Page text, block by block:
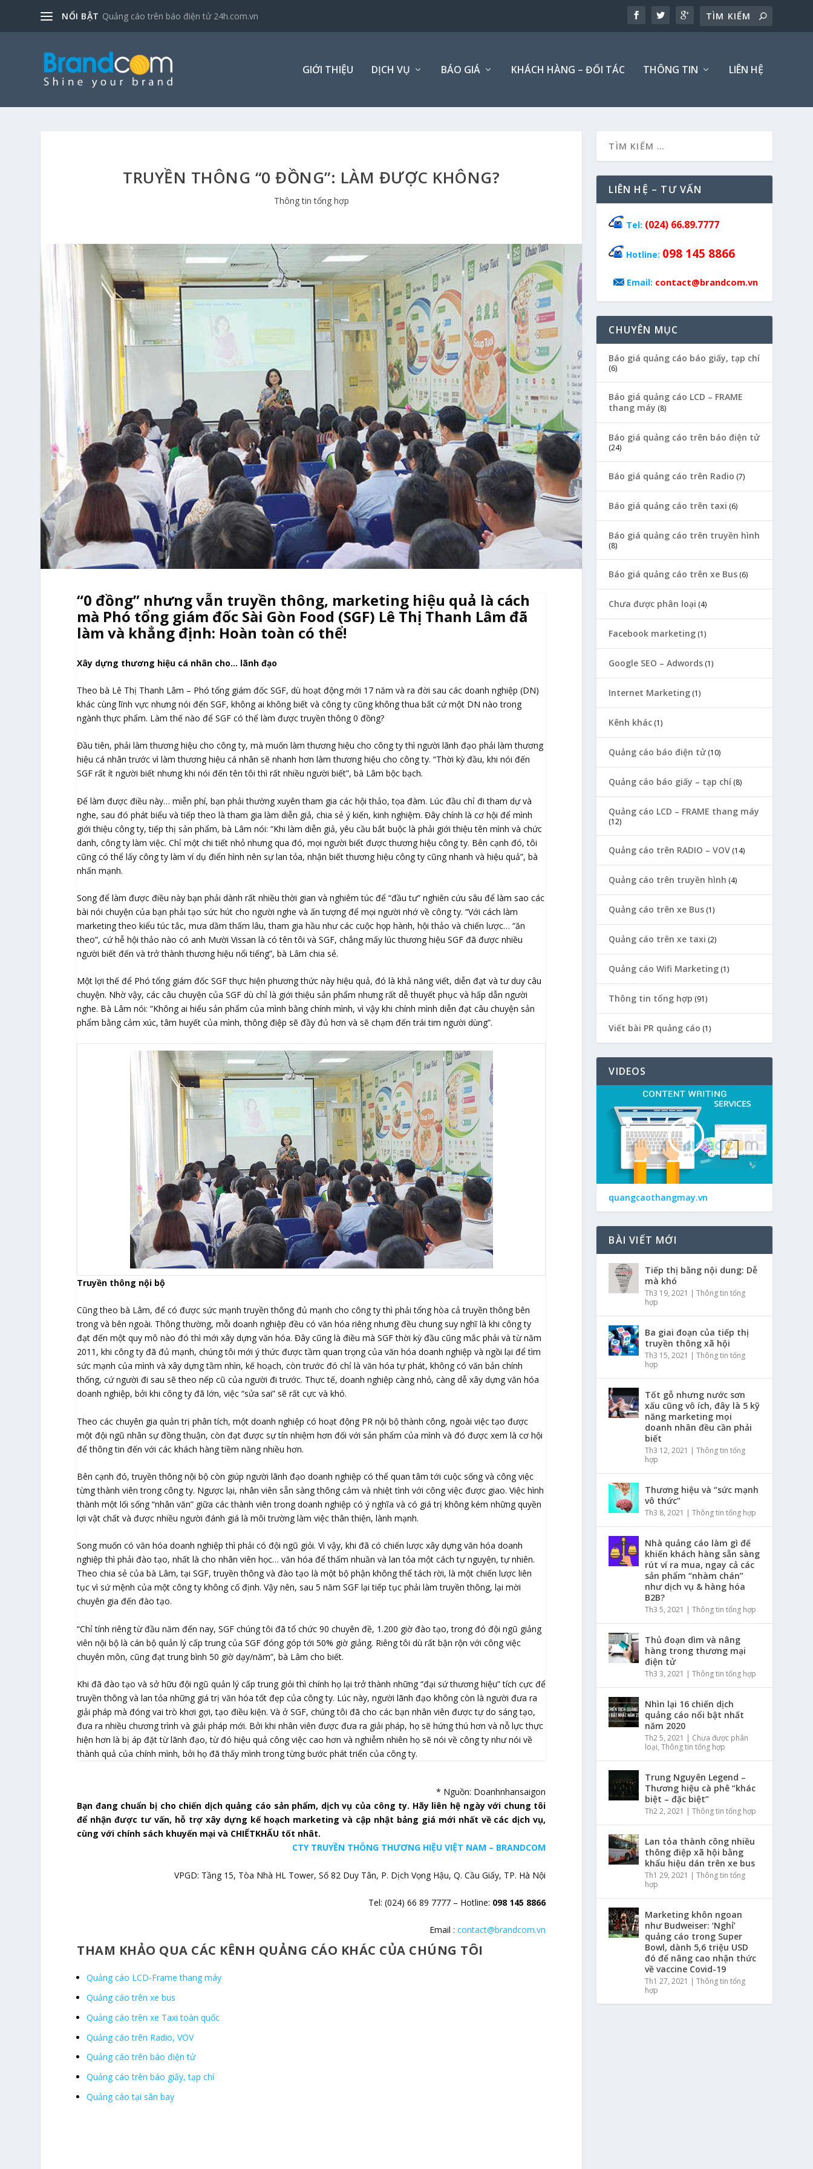
NỔI BẬT Quảng cáo trên báo điện tử 24h.com.vn
GIỚI THIỆU DỊCH VỤ BÁO GIÁ KHÁCH HÀNG – ĐỐI TÁC THÔNG TIN LIÊN HỆ
TRUYỀN THÔNG “0 ĐỒNG”: LÀM ĐƯỢC KHÔNG?
Thông tin tổng hợp
“0 đồng” nhưng vẫn truyền thông, marketing hiệu quả là cách
mà Phó tổng giám đốc Sài Gòn Food (SGF) Lê Thị Thanh Lâm đã
làm và khẳng định: Hoàn toàn có thể!
Xây dựng thương hiệu cá nhân cho… lãnh đạo
Theo bà Lê Thị Thanh Lâm – Phó tổng giám đốc SGF, dù hoạt động mới 17 năm và ra đời sau các doanh nghiệp (DN)
khác cùng lĩnh vực nhưng nói đến SGF, không ai không biết và công ty cũng không thua bất cứ một DN nào trong
ngành thực phẩm. Làm thế nào để SGF có thể làm được truyền thông 0 đồng?
Đầu tiên, phải làm thương hiệu cho công ty, mà muốn làm thương hiệu cho công ty thì người lãnh đạo phải làm thương
hiệu cá nhân trước vì làm thương hiệu cá nhân sẽ nhanh hơn làm thương hiệu cho công ty. “Thời kỳ đầu, khi nói đến
SGF rất ít người biết nhưng khi nói đến tên tôi thì rất nhiều người biết”, bà Lâm bộc bạch.
Để làm được điều này… miễn phí, bạn phải thường xuyên tham gia các hội thảo, tọa đàm. Lúc đầu chỉ đi tham dự và
nghe, sau đó phát biểu và tiếp theo là tham gia làm diễn giả, chia sẻ ý kiến, kinh nghiệm. Đây chính là cơ hội để mình
giới thiệu công ty, tiếp thị sản phẩm, bà Lâm nói: “Khi làm diễn giả, yêu cầu bắt buộc là phải giới thiệu tên mình và chức
danh, công ty làm việc. Chỉ một chi tiết nhỏ nhưng qua đó, mọi người biết được thương hiệu công ty. Bên cạnh đó, tôi
cũng có thể lấy công ty làm ví dụ điển hình nên sự lan tỏa, nhận biết thương hiệu công ty cũng nhanh và hiệu quả”, bà
nhấn mạnh.
Song để làm được điều này bạn phải dành rất nhiều thời gian và nghiêm túc để “đầu tư” nghiên cứu sâu để làm sao các
bài nói chuyện của bạn phải tạo sức hút cho người nghe và ấn tượng để mọi người nhớ về công ty. “Với cách làm
marketing theo kiểu túc tắc, mưa dầm thấm lâu, tham gia hầu như các cuộc họp hành, hội thảo và chiến lược… “ăn
theo”, cứ hễ hội thảo nào có anh Mười Vissan là có tên tôi và SGF, chẳng mấy lúc thương hiệu SGF đã được nhiều
người biết đến và trở thành thương hiệu nổi tiếng”, bà Lâm chia sẻ.
Một lợi thế để Phó tổng giám đốc SGF thực hiện phương thức này hiệu quả, đó là khả năng viết, diễn đạt và tư duy câu
chuyện. Nhờ vậy, các câu chuyện của SGF dù chỉ là giới thiệu sản phẩm nhưng rất dễ thuyết phục và hấp dẫn người
nghe. Bà Lâm nói: “Không ai hiểu sản phẩm của mình bằng chính mình, vì vậy khi chính mình diễn đạt câu chuyện sản
phẩm bằng cảm xúc, tâm huyết của mình, thông điệp sẽ đầy đủ hơn và sẽ chạm đến trái tim người dùng”.
Truyền thông nội bộ
Cũng theo bà Lâm, để có được sức mạnh truyền thông đủ mạnh cho công ty thì phải tổng hòa cả truyền thông bên
trong và bên ngoài. Thông thường, mỗi doanh nghiệp đều có văn hóa riêng nhưng đều chung suy nghĩ là khi công ty
đạt đến một quy mô nào đó thì mới xây dựng văn hóa. Đây cũng là điều mà SGF thời kỳ đầu cũng mắc phải và từ năm
2011, khi công ty đã đủ mạnh, chúng tôi mới ý thức được tầm quan trọng của văn hóa doanh nghiệp và ngồi lại để tìm
sức mạnh của mình và xây dựng tầm nhìn, kế hoạch, còn trước đó chỉ là văn hóa tự phát, không có văn bản chính
thống, cứ người đi sau sẽ theo nếp cũ của người đi trước. Thực tế, doanh nghiệp càng nhỏ, càng dễ xây dựng văn hóa
doanh nghiệp, bởi khi công ty đã lớn, việc “sửa sai” sẽ rất cực và khó.
Theo các chuyên gia quản trị phân tích, một doanh nghiệp có hoạt động PR nội bộ thành công, ngoài việc tạo được
một đội ngũ nhân sự đồng thuận, còn đạt được sự tín nhiệm hơn đối với sản phẩm của mình và đó được xem là cơ hội
để thông tin đến với các khách hàng tiềm năng nhiều hơn.
Bên cạnh đó, truyền thông nội bộ còn giúp người lãnh đạo doanh nghiệp có thể quan tâm tới cuộc sống và công việc
từng thành viên trong công ty. Ngược lại, nhân viên sẵn sàng thông cảm và nhiệt tình với công việc được giao. Việc hình
thành một lối sống “nhân văn” giữa các thành viên trong doanh nghiệp có ý nghĩa và có giá trị không kém những quyền
lợi vật chất và được nhiều người đánh giá là môi trường làm việc thân thiện, lành mạnh.
Song muốn có văn hóa doanh nghiệp thì phải có đội ngũ giỏi. Vì vậy, khi đã có chiến lược xây dựng văn hóa doanh
nghiệp thì phải đào tạo, nhất là cho nhân viên học… văn hóa để thấm nhuần và lan tỏa một cách tự nguyện, tự nhiên.
Theo chia sẻ của bà Lâm, tại SGF, truyền thông và đào tạo là một bộ phận không thể tách rời, là một chiến lược liên
tục vì sứ mệnh của một công ty không cố định. Vậy nên, sau 5 năm SGF lại tiếp tục phải làm truyền thông, lại mời
chuyên gia đến đào tạo.
“Chỉ tính riêng từ đầu năm đến nay, SGF chúng tôi đã tổ chức 90 chuyên đề, 1.200 giờ đào tạo, trong đó đội ngũ giảng
viên nội bộ là cán bộ quản lý cấp trung của SGF đóng góp tới 50% giờ giảng. Riêng tôi dù rất bận rộn với công việc
chuyên môn, cũng đạt trung bình 50 giờ dạy/năm”, bà Lâm cho biết.
Khi đã đào tạo và sở hữu đội ngũ quản lý cấp trung giỏi thì chính họ lại trở thành những “đại sứ thương hiệu” tích cực để
truyền thông và lan tỏa những giá trị văn hóa tốt đẹp của công ty. Lúc này, người lãnh đạo không còn là người đưa ra
giải pháp mà đóng vai trò khơi gợi, tạo điều kiện. Và ở SGF, chúng tôi đã cho các bạn nhân viên được tự do sáng tạo,
đưa ra nhiều chương trình và giải pháp mới. Bởi khi nhân viên được đưa ra giải pháp, họ sẽ hứng thú hơn và nỗ lực thực
hiện hơn là bị áp đặt từ lãnh đạo, từ đó hiệu quả công việc cao hơn và nghiễm nhiên họ sẽ nói về công ty như nói về
thành quả của chính mình, bởi họ đã thấy mình trong từng bước phát triển của công ty.
* Nguồn: Doanhnhansaigon
Bạn đang chuẩn bị cho chiến dịch quảng cáo sản phẩm, dịch vụ của công ty. Hãy liên hệ ngày với chung tôi
để nhận được tư vấn, hỗ trợ xây dựng kế hoạch marketing và cập nhật bảng giá mới nhất về các dịch vụ,
cùng với chính sách khuyến mại và CHIẾTKHẤU tốt nhât.
CTY TRUYỀN THÔNG THƯƠNG HIỆU VIỆT NAM – BRANDCOM
VPGD: Tầng 15, Tòa Nhà HL Tower, Số 82 Duy Tân, P. Dịch Vọng Hậu, Q. Cầu Giấy, TP. Hà Nội
Tel: (024) 66 89 7777 – Hotline: 098 145 8866
Email :contact@brandcom.vn
THAM KHẢO QUA CÁC KÊNH QUẢNG CÁO KHÁC CỦA CHÚNG TÔI
Quảng cáo LCD-Frame thang máy
Quảng cáo trên xe bus
Quảng cáo trên xe Taxi toàn quốc
Quảng cáo trên Radio, VOV
Quảng cáo trên báo điện tử
Quảng cáo trên báo giấy, tạp chí
Quảng cáo tại sân bay
LIÊN HỆ – TƯ VẤN
Tel: (024) 66.89.7777
Hotline: 098 145 8866
Email: contact@brandcom.vn
CHUYÊN MỤC
Báo giá quảng cáo báo giấy, tạp chí
(6)
Báo giá quảng cáo LCD – FRAME
thang máy (8)
Báo giá quảng cáo trên báo điện tử
(24)
Báo giá quảng cáo trên Radio (7)
Báo giá quảng cáo trên taxi (6)
Báo giá quảng cáo trên truyền hình
(8)
Báo giá quảng cáo trên xe Bus (6)
Chưa được phân loại (4)
Facebook marketing (1)
Google SEO – Adwords (1)
Internet Marketing (1)
Kênh khác (1)
Quảng cáo báo điện tử(10)
Quảng cáo báo giấy – tạp chí (8)
Quảng cáo LCD – FRAME thang máy
(12)
Quảng cáo trên RADIO – VOV (14)
Quảng cáo trên truyền hình (4)
Quảng cáo trên xe Bus (1)
Quảng cáo trên xe taxi (2)
Quảng cáo Wifi Marketing (1)
Thông tin tổng hợp (91)
Viết bài PR quảng cáo (1)
VIDEOS
quangcaothangmay.vn
BÀI VIẾT MỚI
Tiếp thị bằng nội dung: Dễ
mà khó
Th3 19, 2021 |Thông tin tổng
hợp
Ba giai đoạn của tiếp thị
truyền thông xã hội
Th3 15, 2021 |Thông tin tổng
hợp
Tốt gỗ nhưng nước sơn
xấu cũng vô ích, đây là 5 kỹ
năng marketing mọi
doanh nhân đều cần phải
biết
Th3 12, 2021 |Thông tin tổng
hợp
Thương hiệu và “sức mạnh
vô thức”
Th3 8, 2021 |Thông tin tổng hợp
Nhà quảng cáo làm gì đế
khiến khách hàng sẵn sàng
rút ví ra mua, ngay cả các
sản phẩm “nhàm chán”
như dịch vụ & hàng hóa
B2B?
Th3 5, 2021 |Thông tin tổng hợp
Thủ đoạn dìm và nâng
hàng trong thương mại
điện tử
Th3 3, 2021 |Thông tin tổng hợp
Nhìn lại 16 chiến dịch
quảng cáo nổi bật nhất
năm 2020
Th2 5, 2021 | Chưa được phân
loại,Thông tin tổng hợp
Trung Nguyên Legend –
Thương hiệu cà phê “khác
biệt – đặc biệt”
Th2 2, 2021 |Thông tin tổng hợp
Lan tỏa thành công nhiều
thông điệp xã hội bằng
khẩu hiệu dán trên xe bus
Th1 29, 2021 |Thông tin tổng
hợp
Marketing khôn ngoan
như Budweiser: ‘Nghỉ’
quảng cáo trong Super
Bowl, dành 5,6 triệu USD
đó để nâng cao nhận thức
về vaccine Covid-19
Th1 27, 2021 |Thông tin tổng
hợp